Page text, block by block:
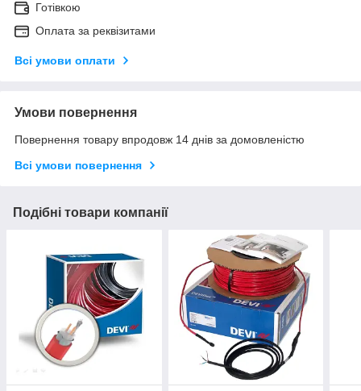
Готівкою
Оплата за реквізитами
Всі умови оплати
Умови повернення
Повернення товару впродовж 14 днів за домовленістю
Всі умови повернення
Подібні товари компанії